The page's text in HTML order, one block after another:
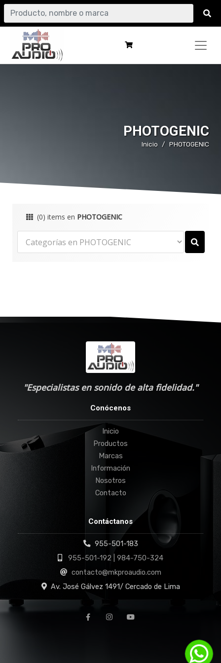
PHOTOGENIC
Inicio PHOTOGENIC
(0) items en PHOTOGENIC
"Especialistas en sonido de alta fidelidad."
Conócenos
Inicio
Productos
Marcas
Información
Nosotros
Contacto
Contáctanos
955-501-183
955-501-192 | 984-750-324
contacto@mkproaudio.com
Av. José Gálvez 1491/ Cercado de Lima